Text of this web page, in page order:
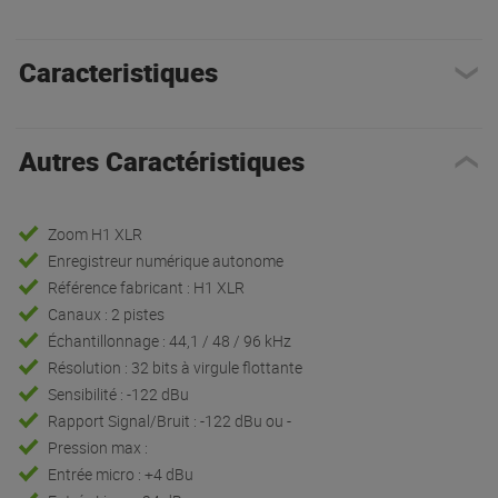
Caracteristiques
Autres Caractéristiques
Zoom H1 XLR
Enregistreur numérique autonome
Référence fabricant : H1 XLR
Canaux : 2 pistes
Échantillonnage : 44,1 / 48 / 96 kHz
Résolution : 32 bits à virgule flottante
Sensibilité : -122 dBu
Rapport Signal/Bruit : -122 dBu ou -
Pression max :
Entrée micro : +4 dBu